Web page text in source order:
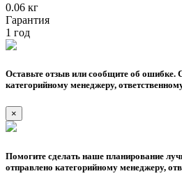
0.06 кг
Гарантия
1 год
Оставьте отзыв или сообщите об ошибке.
категорийному менеджеру,
×
Помогите сделать наше планирование
отправлено категорийному менеджеру,